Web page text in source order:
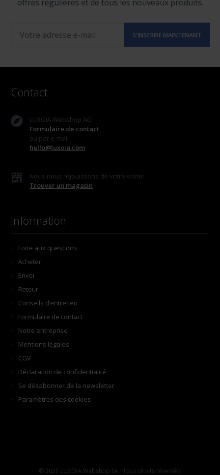
offres régulières et de tous les nouveaux produits.
Contact
LUXOIA Webshop AG
Formulaire de contact
ou par e-mail
hello@luxoia.com
Nous nous réjouissons de votre visite!
Trouver un magasin
Information
Foire aux questions
Acheter
Envoi
Retour
Conseils d’entretien
Formulaire de contact
Notre entreprise
Mentions légales
CGV
Déclaration de confidentialité
Se désabonner de la newsletter
Paramètres des cookies
© 2025 LUXOIA Webshop SA · Tous droits réservés.